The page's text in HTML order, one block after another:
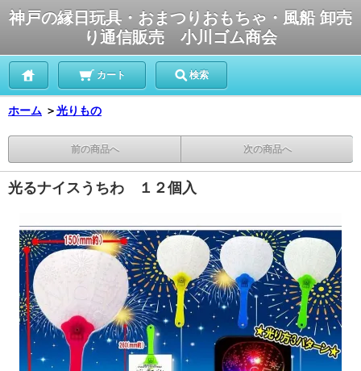
神戸の縁日玩具・おまつりおもちゃ・風船 卸売
り通信販売 小川ゴム商会
カート 検索
ホーム ＞光りもの
前の商品へ 次の商品へ
光るナイスうちわ １２個入